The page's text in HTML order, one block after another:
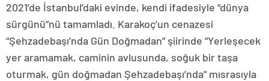
2021’de İstanbul’daki evinde, kendi ifadesiyle “dünya
sürgünü”nü tamamladı. Karakoç’un cenazesi
“Şehzadebaşı’nda Gün Doğmadan” şiirinde “Yerleşecek
yer aramamak, caminin avlusunda, soğuk bir taşa
oturmak, gün doğmadan Şehzadebaşı’nda” mısrasıyla